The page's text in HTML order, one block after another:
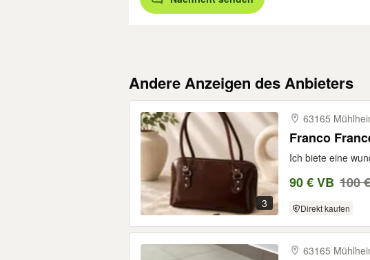
Andere Anzeigen des Anbieters
3
63165
Franco
Ich biete eine
90 € VB 100 €
Direkt kaufen
63165